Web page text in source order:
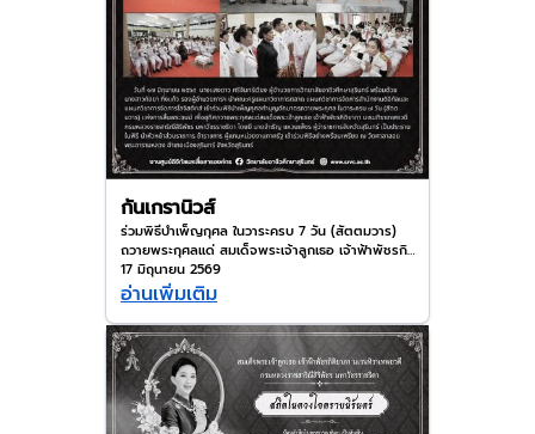
กันเกรานิวส์
ร่วมพิธีบำเพ็ญกุศล ในวาระครบ 7 วัน (สัตตมวาร)
ถวายพระกุศลแด่ สมเด็จพระเจ้าลูกเธอ เจ้าฟ้าพัชรกิ
ติยาภา นเรนทิราเทพยวดี กรมหลวงราชสาริณีสิริ
พัชร มหาวัชรราชธิดา
17 มิถุนายน 2569
อ่านเพิ่มเติม